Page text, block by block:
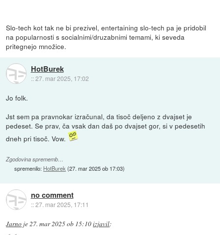
Slo-tech kot tak ne bi prezivel, entertaining slo-tech pa je pridobil
na popularnosti s socialnimi/druzabnimi temami, ki seveda
pritegnejo množice.
HotBurek
::27. mar 2025, 17:02
Jo folk.
Jst sem pa pravnokar izračunal, da tisoč deljeno z dvajset je
pedeset. Se prav, ča vsak dan daš po dvajset gor, si v pedesetih
dneh pri tisoč. Vow.
Zgodovina sprememb…
spremenilo: HotBurek (27. mar 2025 ob 17:03)
no comment
::27. mar 2025, 17:11
Jarno je27. mar 2025 ob 15:10izjavil: